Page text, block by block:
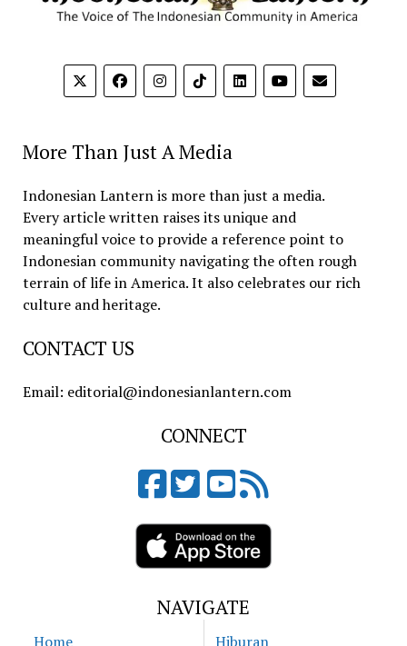
More Than Just A Media
Indonesian Lantern is more than just a media.
Every article written raises its unique and
meaningful voice to provide a reference point to
Indonesian community navigating the often rough
terrain of life in America. It also celebrates our rich
culture and heritage.
CONTACT US
Email: editorial@indonesianlantern.com
CONNECT
NAVIGATE
Home Hiburan